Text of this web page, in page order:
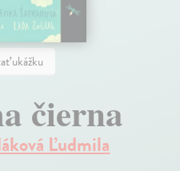
ukážku
čierna
Ľudmila